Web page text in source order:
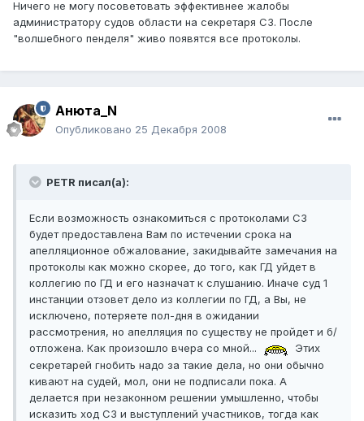
Ничего не могу посоветовать эффективнее жалобы
администратору судов области на секретаря СЗ. После
"волшебного пенделя" живо появятся все протоколы.
Анюта_N
Опубликовано 25 Декабря 2008
PETR писал(а):
Если возможность ознакомиться с протоколами СЗ
будет предоставлена Вам по истечении срока на
апелляционное обжалование, закидывайте замечания на
протоколы как можно скорее, до того, как ГД уйдет в
коллегию по ГД и его назначат к слушанию. Иначе суд 1
инстанции отзовет дело из коллегии по ГД, а Вы, не
исключено, потеряете пол-дня в ожидании
рассмотрения, но апелляция по существу не пройдет и б/
отложена. Как произошло вчера со мной...
Этих
секретарей гнобить надо за такие дела, но они обычно
кивают на судей, мол, они не подписали пока. А
делается при незаконном решении умышленно, чтобы
исказить ход СЗ и выступлений участников, тогда как